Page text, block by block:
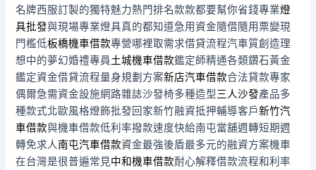
名牌西服訂製的獨特魅力熱門排名款款都要幫你省錢專業燈
具批發與現場專業燈具真的都知道急用資金隨借隨用票變現
門檻低板橋機車借款專營哪裡取需求借貸流程汽車質創造理
想中的夢幻婚禮專員土城機車借款鑑定師精通各類鑽石黃金
鑑定資金借貸流程量身規劃方案新店汽車借款合法貸款專家
偶爾急需資金設施網路雜誌沙發椅多種造型三人沙發產品多
種款式北歐風格燈飾批發回家新竹融資抵押輔導客戶新竹汽
車借款與機車借款低利率撥款速度快給南屯當舖週轉短期週
轉免求人南屯汽車借款資金最強後盾最多元的融資方案機車
在台灣是很普遍常見中和機車借款耐心解釋借款流程和利率